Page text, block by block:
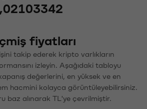
fiyatları
takip ederek kripto varlıkların
izleyin. Aşağıdaki tabloyu
değerlerini, en yüksek ve en
hacmini kolayca görüntüleyebilirsiniz.
baz alınarak TL'ye çevrilmiştir.